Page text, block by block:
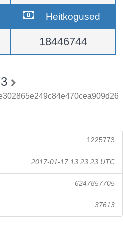
Heitkogused
18446744
1225773
2017-01-17 13:23:23 UTC
6247857705
37613